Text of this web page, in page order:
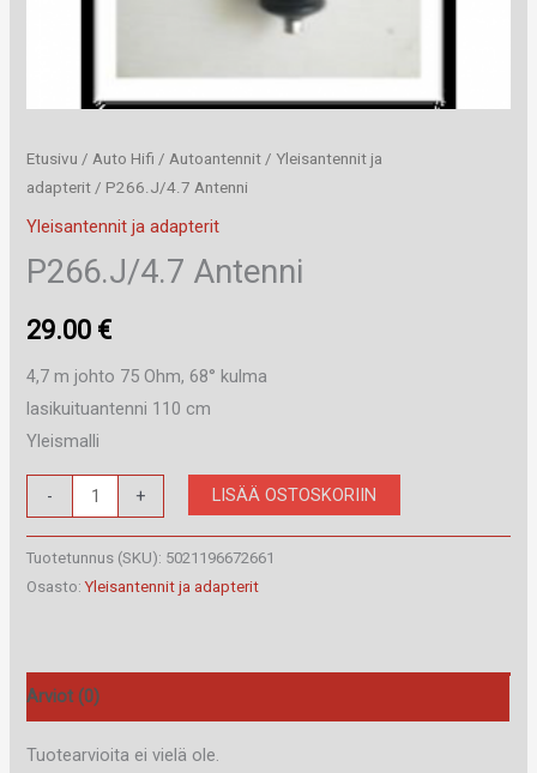
Etusivu / Auto Hifi / Autoantennit / Yleisantennit ja
adapterit / P266.J/4.7 Antenni
Yleisantennit ja adapterit
P266.J/4.7 Antenni
29.00 €
4,7 m johto 75 Ohm, 68° kulma
lasikuituantenni 110 cm
Yleismalli
-
P266.J/4.7
Antenni
määrä
+ LISÄÄ OSTOSKORIIN
Tuotetunnus (SKU): 5021196672661
Osasto:Yleisantennit ja adapterit
Arviot (0)
Tuotearvioita ei vielä ole.